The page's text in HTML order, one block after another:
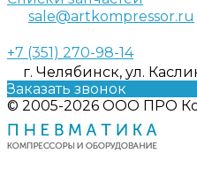
sale@artkompressor.ru
+7 (351) 270-98-14
г. Челябинск, ул.
Заказать звонок
© 2005-2026 ООО ПРО